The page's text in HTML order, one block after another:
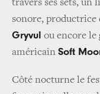
travers ses sets, un
sonore,
Gryvul ou encore le
américain Soft
Côté nocturne le